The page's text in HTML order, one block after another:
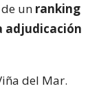
un ranking
adjudicación
del Mar.